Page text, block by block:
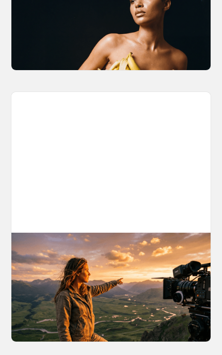
The Nano Banana 2 Handbook
Brian from Litany of Ignition gives a hands-on
breakdown of what Gemini 2.0 Flash Image
can actually do, with the prompts to prove it.
AI World Building for Content Creators:
A More Consistent Approach to AI
Content
Learn why building persistent AI worlds beats
one-off video generation for content creators,
and how to create such 3D environments with
OpenArt Worlds.
March 26, 2026